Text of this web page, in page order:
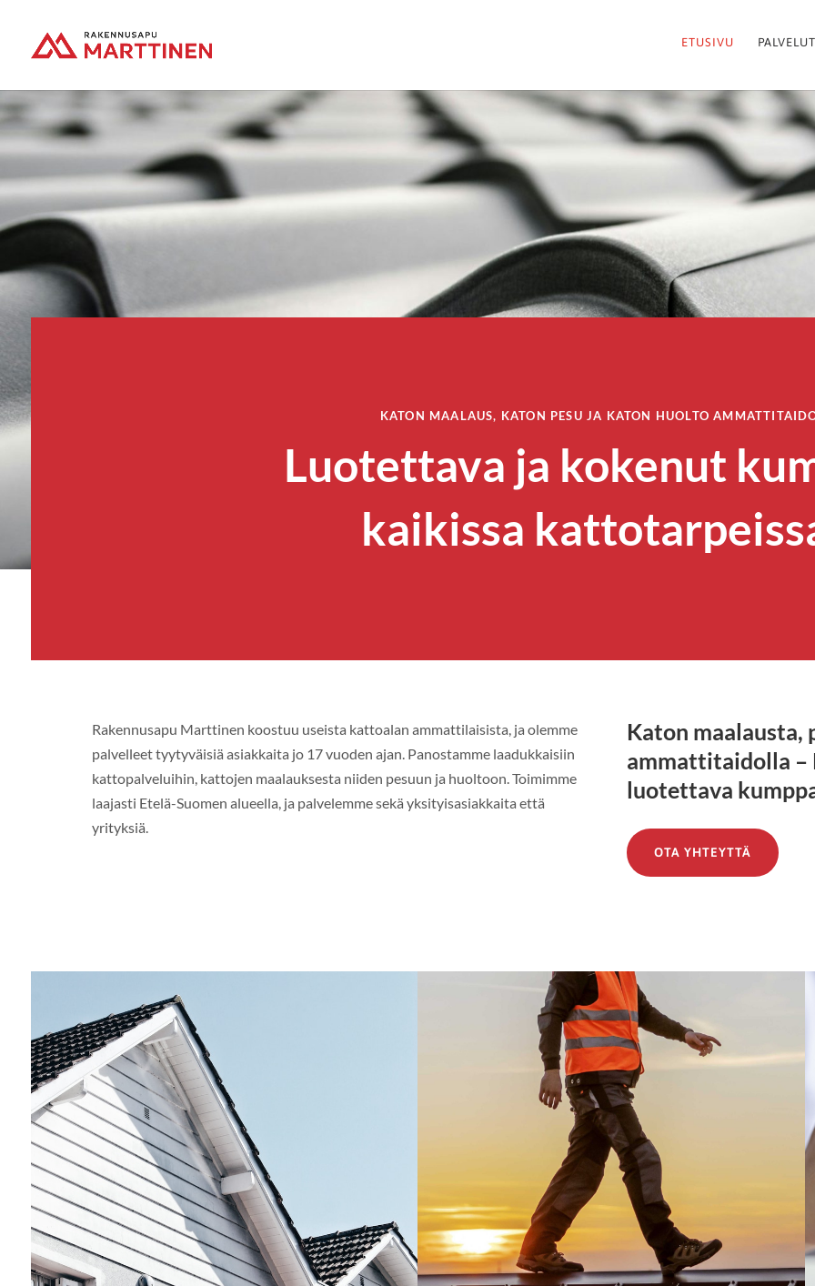
ETUSIVU PALVELUT
KATON MAALAUS, KATON PESU JA KATON HUOLTO
Luotettava ja kokenut
kaikissa
Rakennusapu Marttinen koostuu useista kattoalan ammattilaisista, ja olemme
palvelleet tyytyväisiä asiakkaita jo 17 vuoden ajan. Panostamme laadukkaisiin
kattopalveluihin, kattojen maalauksesta niiden pesuun ja huoltoon. Toimimme
laajasti Etelä-Suomen alueella, ja palvelemme sekä yksityisasiakkaita että
yrityksiä.
Katon maalausta,
ammattitaidolla –
luotettava
OTA YHTEYTTÄ